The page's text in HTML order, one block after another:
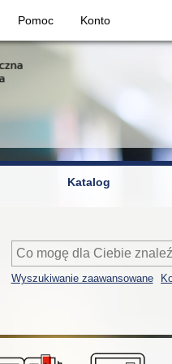
Pomoc Konto
Katalog
Wyszukiwanie zaawansowane